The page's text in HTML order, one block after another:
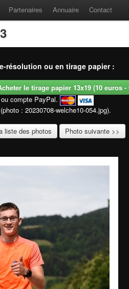
Partenaires Annuaire Contact
résolution ou en tirage papier :
le tirage papier 13x19 (10 euros
compte PayPal.
(photo : 20230708-welche10-054.jpg).
liste des photos Photo suivante >>